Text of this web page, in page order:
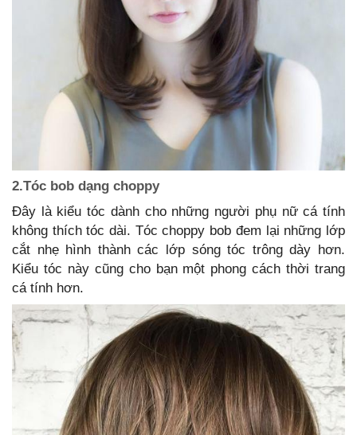
2.Tóc bob dạng choppy
Đây là kiểu tóc dành cho những người phụ nữ cá tính
không thích tóc dài. Tóc choppy bob đem lại những lớp
cắt nhẹ hình thành các lớp sóng tóc trông dày hơn.
Kiểu tóc này cũng cho bạn một phong cách thời trang
cá tính hơn.